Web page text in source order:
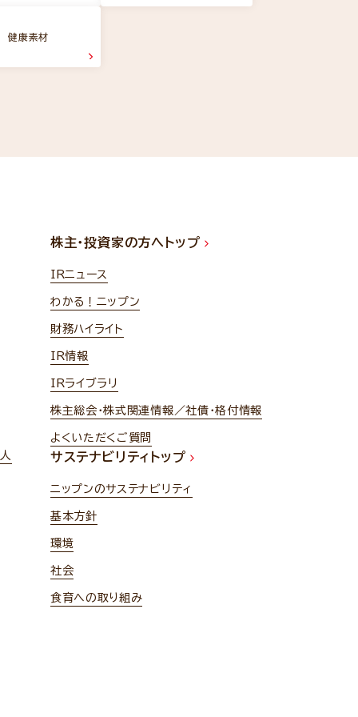
健康素材
株主・投資家の方へトップ
IRニュース
わかる！ニップン
財務ハイライト
IR情報
IRライブラリ
株主総会・株式関連情報／社債・格付情報
よくいただくご質問
サステナビリティトップ
ニップンのサステナビリティ
基本方針
環境
社会
食育への取り組み